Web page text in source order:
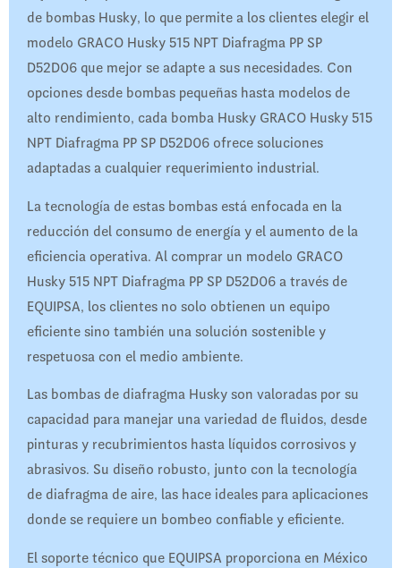
de bombas Husky, lo que permite a los clientes elegir el
modelo GRACO Husky 515 NPT Diafragma PP SP
D52D06 que mejor se adapte a sus necesidades. Con
opciones desde bombas pequeñas hasta modelos de
alto rendimiento, cada bomba Husky GRACO Husky 515
NPT Diafragma PP SP D52D06 ofrece soluciones
adaptadas a cualquier requerimiento industrial.
La tecnología de estas bombas está enfocada en la
reducción del consumo de energía y el aumento de la
eficiencia operativa. Al comprar un modelo GRACO
Husky 515 NPT Diafragma PP SP D52D06 a través de
EQUIPSA, los clientes no solo obtienen un equipo
eficiente sino también una solución sostenible y
respetuosa con el medio ambiente.
Las bombas de diafragma Husky son valoradas por su
capacidad para manejar una variedad de fluidos, desde
pinturas y recubrimientos hasta líquidos corrosivos y
abrasivos. Su diseño robusto, junto con la tecnología
de diafragma de aire, las hace ideales para aplicaciones
donde se requiere un bombeo confiable y eficiente.
El soporte técnico que EQUIPSA proporciona en México